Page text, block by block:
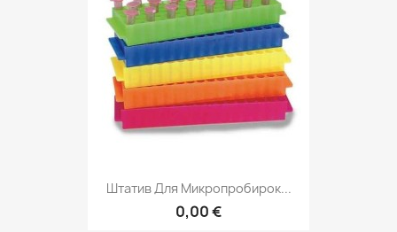
Штатив Для Микропробирок...
0,00 €